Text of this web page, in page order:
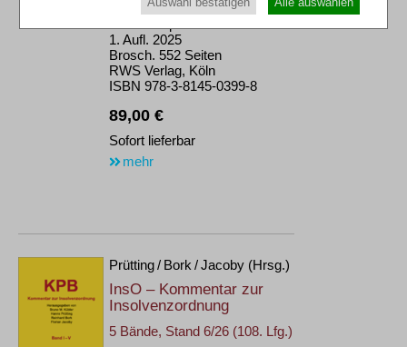
1. Aufl. 2025
Brosch. 552 Seiten
RWS Verlag, Köln
ISBN 978-3-8145-0399-8
89,00 €
Sofort lieferbar
mehr
Prütting / Bork / Jacoby (Hrsg.)
InsO – Kommentar zur
Insolvenzordnung
5 Bände, Stand 6/26 (108. Lfg.)